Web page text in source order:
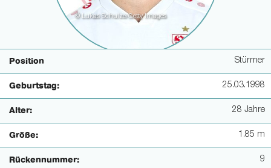
© Lukas Schulze/Getty Images
Position Stürmer
Geburtstag: 25.03.1998
Alter: 28 Jahre
Größe: 1.85 m
Rückennummer: 9